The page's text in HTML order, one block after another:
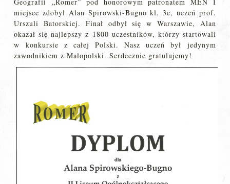
miejsce zdobył Alan Spirowski-Bugno kl. 3e, uczeń prof.
Urszuli Batorskiej. Finał odbył się w Warszawie, Alan
okazał się najlepszy z 1800 uczestników, którzy startowali
w konkursie z całej Polski. Nasz uczeń był jedynym
zawodnikiem z Małopolski. Serdecznie gratulujemy!